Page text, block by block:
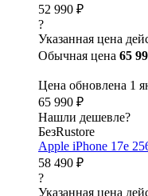
52 990 ₽
?
Указанная цена
Обычная цена 65
Цена обновлена 1
65 990 ₽
Нашли дешевле?
БезRustore
Apple iPhone 17e
58 490 ₽
?
Указанная цена